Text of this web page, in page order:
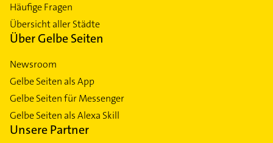
Häufige Fragen
Übersicht aller Städte
Über Gelbe Seiten
Newsroom
Gelbe Seiten als App
Gelbe Seiten für Messenger
Gelbe Seiten als Alexa Skill
Unsere Partner